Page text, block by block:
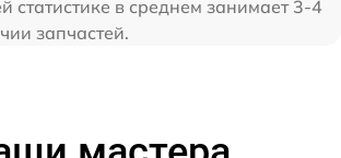
статистике в среднем занимает 3-4
запчастей.